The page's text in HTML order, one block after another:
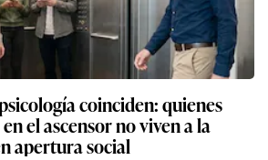
coinciden: quienes
el ascensor no viven a la
apertura social